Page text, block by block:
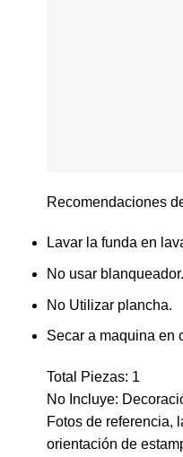
Recomendaciones
Lavar la funda en
No usar blanqueador.
No Utilizar plancha.
Secar a maquina en
Total Piezas: 1
No Incluye:
Fotos de referencia,
orientación de